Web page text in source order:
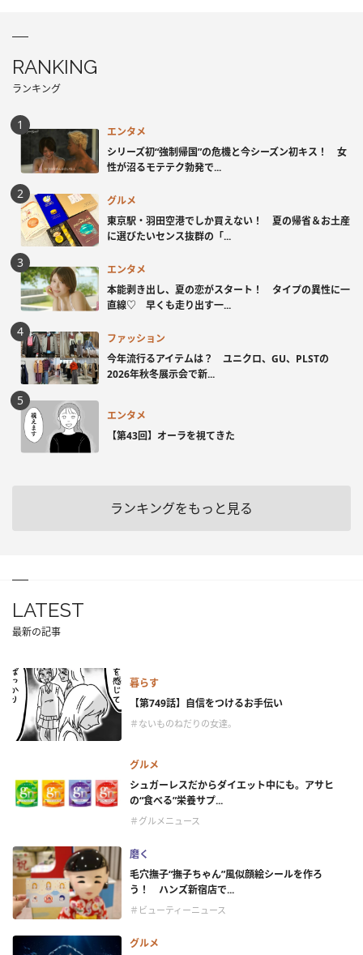
RANKING
ランキング
エンタメ
シリーズ初“強制帰国”の危機と今シーズン初キス！ 女
性が沼るモテテク勃発で...
グルメ
東京駅・羽田空港でしか買えない！ 夏の帰省＆お土産
に選びたいセンス抜群の「...
エンタメ
本能剥き出し、夏の恋がスタート！ タイプの異性に一
直線♡ 早くも走り出す一...
ファッション
今年流行るアイテムは？ ユニクロ、GU、PLSTの
2026年秋冬展示会で新...
エンタメ
【第43回】オーラを視てきた
ランキングをもっと見る
LATEST
最新の記事
暮らす
【第749話】自信をつけるお手伝い
＃ないものねだりの女達。
グルメ
シュガーレスだからダイエット中にも。アサヒ
の“食べる”栄養サプ...
＃グルメニュース
磨く
毛穴撫子“撫子ちゃん”風似顔絵シールを作ろ
う！ ハンズ新宿店で...
＃ビューティーニュース
グルメ